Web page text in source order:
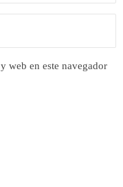
web en este navegador